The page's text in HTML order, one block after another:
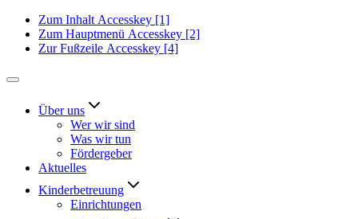
Zum Inhalt Accesskey [1]
Zum Hauptmenü Accesskey [2]
Zur Fußzeile Accesskey [4]
Über uns
Wer wir sind
Was wir tun
Fördergeber
Aktuelles
Kinderbetreuung
Einrichtungen